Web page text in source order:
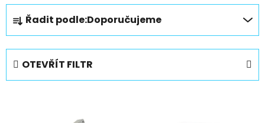
Ř
a
z
e
n
í
Řadit podle:Doporučujeme
OTEVŘÍT FILTR